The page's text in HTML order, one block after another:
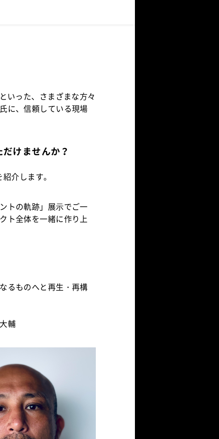
いった、さまざまな方々
に、信頼している現場
けませんか？
介します。
トの軌跡」展⽰でご一
ト全体を一緒に作り上
るものへと再生・再構
輔